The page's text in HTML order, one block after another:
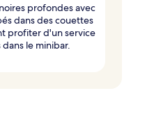
profondes avec
dans des couettes
profiter d'un service
le minibar.